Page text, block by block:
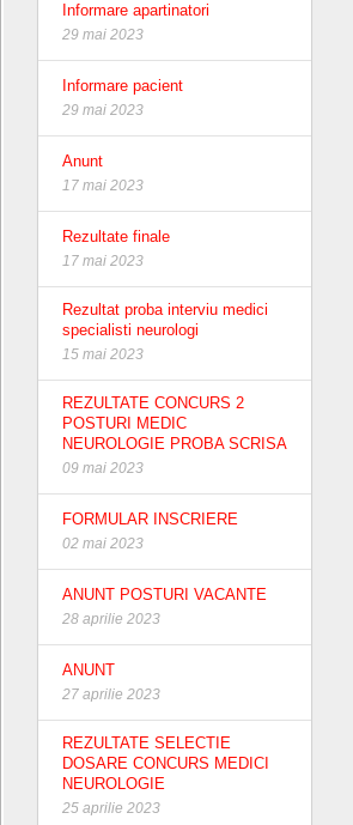
Informare apartinatori
29 mai 2023
Informare pacient
29 mai 2023
Anunt
17 mai 2023
Rezultate finale
17 mai 2023
Rezultat proba interviu medici
specialisti neurologi
15 mai 2023
REZULTATE CONCURS 2
POSTURI MEDIC
NEUROLOGIE PROBA SCRISA
09 mai 2023
FORMULAR INSCRIERE
02 mai 2023
ANUNT POSTURI VACANTE
28 aprilie 2023
ANUNT
27 aprilie 2023
REZULTATE SELECTIE
DOSARE CONCURS MEDICI
NEUROLOGIE
25 aprilie 2023